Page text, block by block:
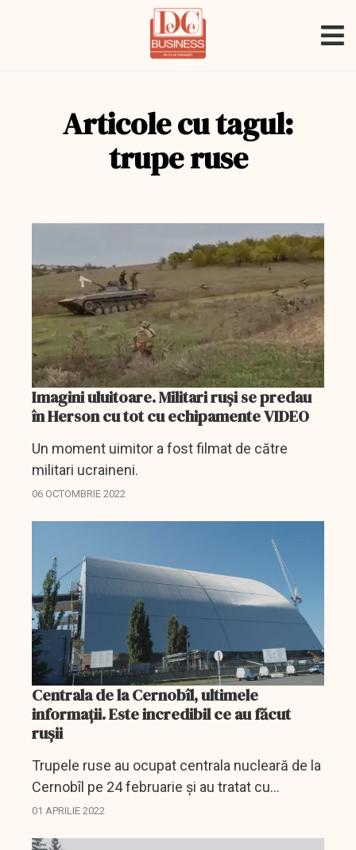
Articole cu tagul:
trupe ruse
Imagini uluitoare. Militari ruși se predau
în Herson cu tot cu echipamente VIDEO
Un moment uimitor a fost filmat de către
militari ucraineni.
06 OCTOMBRIE 2022
Centrala de la Cernobîl, ultimele
informații. Este incredibil ce au făcut
rușii
Trupele ruse au ocupat centrala nucleară de la
Cernobîl pe 24 februarie și au tratat cu
brutalitate personalul ucrainean.
01 APRILIE 2022